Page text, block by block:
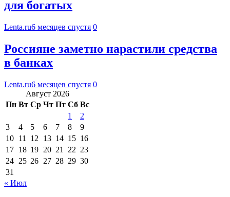
для богатых
Lenta.ru6 месяцев спустя 0
Россияне заметно нарастили средства
в банках
Lenta.ru6 месяцев спустя 0
Август 2026
Пн Вт Ср Чт Пт Сб Вс
1
2
3
4 5 6 7 8
9
10 11 12 13 14 15 16
17 18 19 20 21 22 23
24 25 26 27 28 29 30
31
« Июл